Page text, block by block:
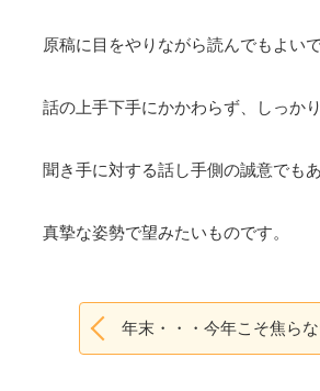
原稿に目をやりながら読んでもよいで
話の上手下手にかかわらず、しっか
聞き手に対する話し手側の誠意でも
真摯な姿勢で望みたいものです。
年末・・・今年こそ焦らな